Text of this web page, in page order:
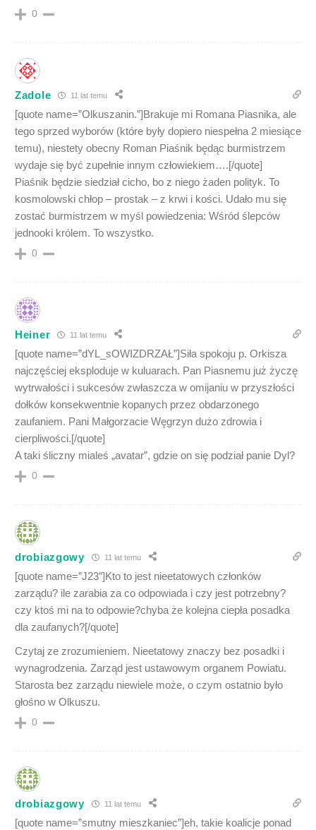
0
Zadole 11 lat temu
[quote name=”Olkuszanin.”]Brakuje mi Romana Piasnika, ale
tego sprzed wyborów (które były dopiero niespełna 2 miesiące
temu), niestety obecny Roman Piaśnik będąc burmistrzem
wydaje się być zupełnie innym człowiekiem….[/quote]
Piaśnik będzie siedział cicho, bo z niego żaden polityk. To
kosmolowski chłop – prostak – z krwi i kości. Udało mu się
zostać burmistrzem w myśl powiedzenia: Wśród ślepców
jednooki królem. To wszystko.
0
Heiner 11 lat temu
[quote name=”dYL_sOWIZDRZAŁ”]Siła spokoju p. Orkisza
najczęściej eksploduje w kuluarach. Pan Piasnemu już życzę
wytrwałości i sukcesów zwłaszcza w omijaniu w przyszłości
dołków konsekwentnie kopanych przez obdarzonego
zaufaniem. Pani Małgorzacie Węgrzyn dużo zdrowia i
cierpliwości.[/quote]
A taki śliczny mialeś „avatar”, gdzie on się podział panie Dyl?
0
drobiazgowy 11 lat temu
[quote name=”J23″]Kto to jest nieetatowych członków
zarządu? ile zarabia za co odpowiada i czy jest potrzebny?
czy ktoś mi na to odpowie?chyba że kolejna ciepła posadka
dla zaufanych?[/quote]
Czytaj ze zrozumieniem. Nieetatowy znaczy bez posadki i
wynagrodzenia. Zarząd jest ustawowym organem Powiatu.
Starosta bez zarządu niewiele może, o czym ostatnio było
głośno w Olkuszu.
0
drobiazgowy 11 lat temu
[quote name=”smutny mieszkaniec”]eh, takie koalicje ponad